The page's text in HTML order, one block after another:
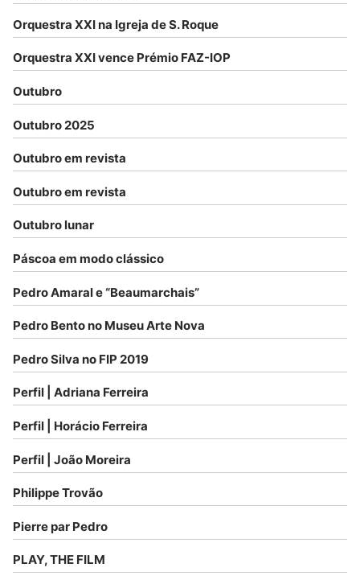
Orquestra XXI na Igreja de S. Roque
Orquestra XXI vence Prémio FAZ-IOP
Outubro
Outubro 2025
Outubro em revista
Outubro em revista
Outubro lunar
Páscoa em modo clássico
Pedro Amaral e “Beaumarchais”
Pedro Bento no Museu Arte Nova
Pedro Silva no FIP 2019
Perfil | Adriana Ferreira
Perfil | Horácio Ferreira
Perfil | João Moreira
Philippe Trovão
Pierre par Pedro
PLAY, THE FILM